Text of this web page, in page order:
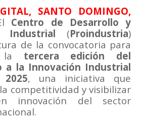
SANTO DOMINGO,
Centro de Desarrollo y
Industrial (Proindustria)
de la convocatoria para
tercera edición del
a la Innovación Industrial
, una iniciativa que
competitividad y visibilizar
innovación del sector